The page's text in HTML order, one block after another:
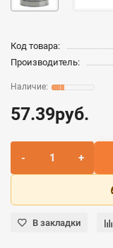
Код товара:
Производитель:
57.39руб.
В закладки